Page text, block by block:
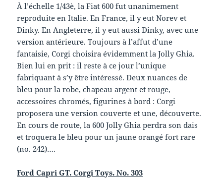
À l’échelle 1/43è, la Fiat 600 fut unanimement
reproduite en Italie. En France, il y eut Norev et
Dinky. En Angleterre, il y eut aussi Dinky, avec une
version antérieure. Toujours à l’affut d’une
fantaisie, Corgi choisira évidemment la Jolly Ghia.
Bien lui en prit : il reste à ce jour l’unique
fabriquant à s’y être intéressé. Deux nuances de
bleu pour la robe, chapeau argent et rouge,
accessoires chromés, figurines à bord : Corgi
proposera une version couverte et une, découverte.
En cours de route, la 600 Jolly Ghia perdra son dais
et troquera le bleu pour un jaune orangé fort rare
(no. 242)….
Ford Capri GT. Corgi Toys. No. 303